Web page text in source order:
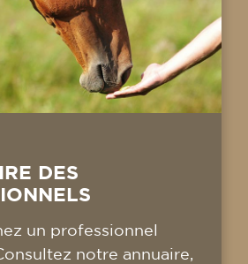
DES
un professionnel
notre annuaire,